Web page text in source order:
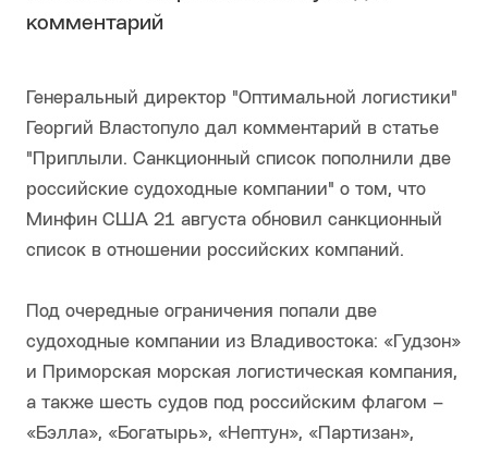
комментарий
Генеральный директор "Оптимальной логистики"
Георгий Властопуло дал комментарий в статье
"Приплыли. Санкционный список пополнили две
российские судоходные компании" о том, что
Минфин США 21 августа обновил санкционный
список в отношении российских компаний.
Под очередные ограничения попали две
судоходные компании из Владивостока: «Гудзон»
и Приморская морская логистическая компания,
а также шесть судов под российским флагом –
«Бэлла», «Богатырь», «Нептун», «Партизан»,